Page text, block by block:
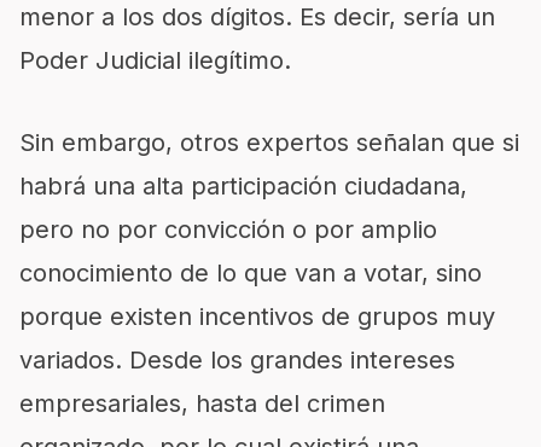
menor a los dos dígitos. Es decir, sería un
Poder Judicial ilegítimo.
Sin embargo, otros expertos señalan que si
habrá una alta participación ciudadana,
pero no por convicción o por amplio
conocimiento de lo que van a votar, sino
porque existen incentivos de grupos muy
variados. Desde los grandes intereses
empresariales, hasta del crimen